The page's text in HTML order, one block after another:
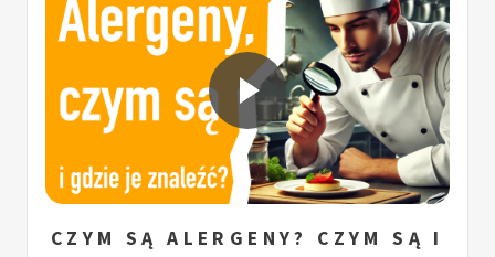
CZYM SĄ ALERGENY? CZYM SĄ I